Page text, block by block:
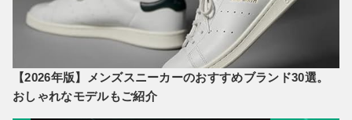
【2026年版】メンズスニーカーのおすすめブランド30選。
おしゃれなモデルもご紹介